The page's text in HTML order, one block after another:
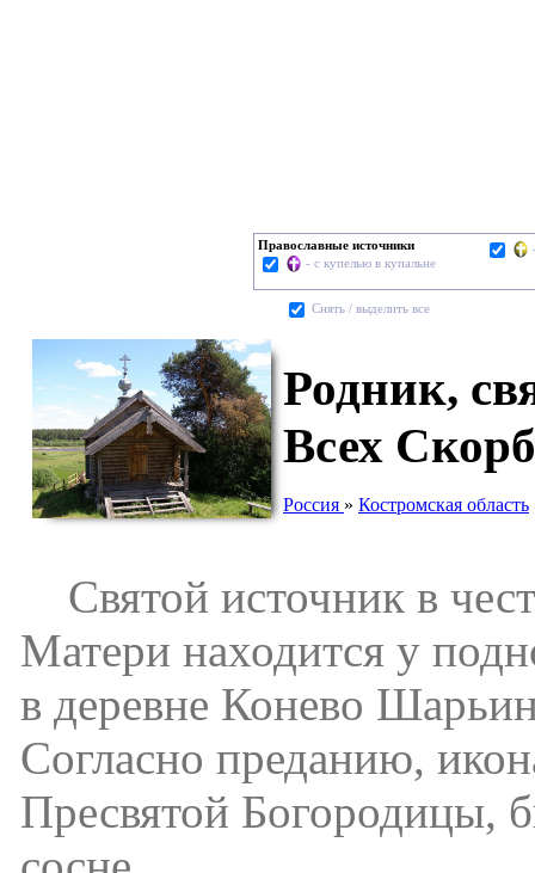
Православные источники
- с купелью в купальне
Cнять / выделить все
Родник,
Всех
Россия » Костромская область
Святой источник в
Матери находится у
в деревне Конево
Согласно преданию,
Пресвятой Богородицы,